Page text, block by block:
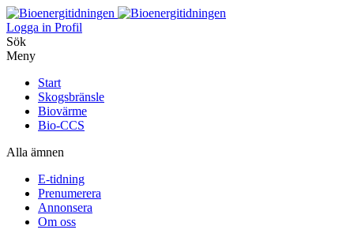
Logga in Profil
Sök
Meny
Start
Skogsbränsle
Biovärme
Bio-CCS
Alla ämnen
E-tidning
Prenumerera
Annonsera
Om oss